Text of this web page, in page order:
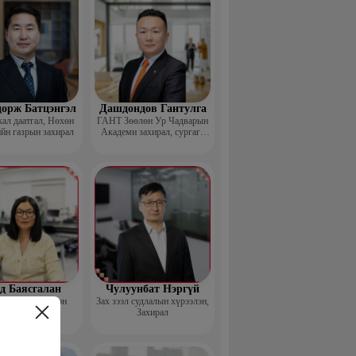
Батцэнгэл
даатгал, Нөхөн
газрын захирал
Дашдондов Гантулга
ГАНТ Зөөлөн Ур Чадварын
Академи захирал, сургагч
Баясгалан
Үүсгэн
байгуулагч
Чулуунбат Нэргүй
Зах зээл судлалын хүрээлэн,
Захирал